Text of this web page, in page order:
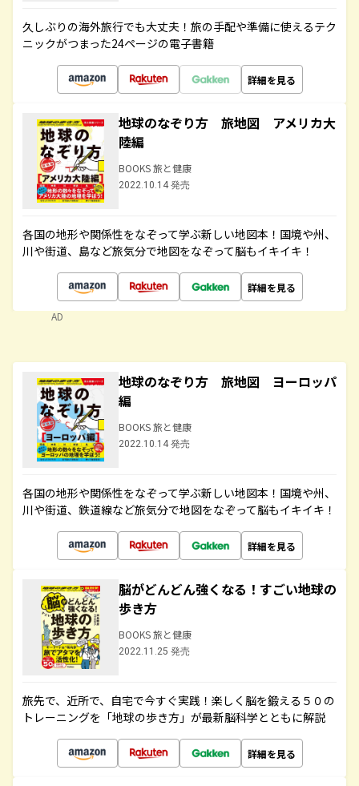
久しぶりの海外旅行でも大丈夫！旅の手配や準備に使えるテク
ニックがつまった24ページの電子書籍
詳細を見る
地球のなぞり方 旅地図 アメリカ大
陸編
BOOKS 旅と健康
2022.10.14 発売
各国の地形や関係性をなぞって学ぶ新しい地図本！国境や州、
川や街道、島など旅気分で地図をなぞって脳もイキイキ！
詳細を見る
AD
地球のなぞり方 旅地図 ヨーロッパ
編
BOOKS 旅と健康
2022.10.14 発売
各国の地形や関係性をなぞって学ぶ新しい地図本！国境や州、
川や街道、鉄道線など旅気分で地図をなぞって脳もイキイキ！
詳細を見る
脳がどんどん強くなる！すごい地球の
歩き方
BOOKS 旅と健康
2022.11.25 発売
旅先で、近所で、自宅で今すぐ実践！楽しく脳を鍛える５０の
トレーニングを「地球の歩き方」が最新脳科学とともに解説
詳細を見る